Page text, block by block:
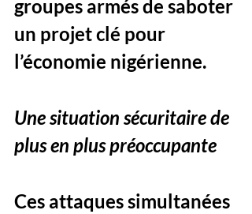
groupes armés de saboter
un projet clé pour
l’économie nigérienne.
Une situation sécuritaire de
plus en plus préoccupante
Ces attaques simultanées